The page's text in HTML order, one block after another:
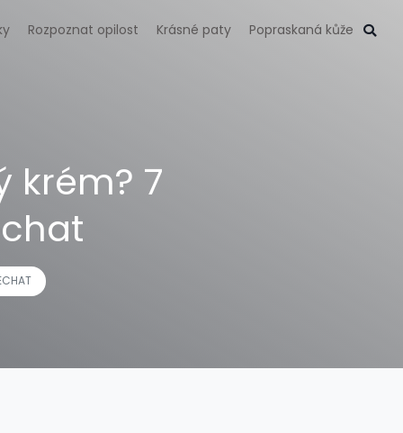
Rozpoznat opilost Krásné paty Popraskaná kůže
krém? 7